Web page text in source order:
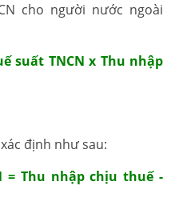
cho người nước ngoài
suất TNCN x Thu nhập
định như sau:
= Thu nhập chịu thuế -